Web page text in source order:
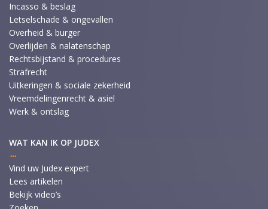
Incasso & beslag
Letselschade & ongevallen
Overheid & burger
Overlijden & nalatenschap
Rechtsbijstand & procedures
Strafrecht
Uitkeringen & sociale zekerheid
Vreemdelingenrecht & asiel
Werk & ontslag
WAT KAN IK OP JUDEX
Vind uw Judex expert
Lees artikelen
Bekijk video’s